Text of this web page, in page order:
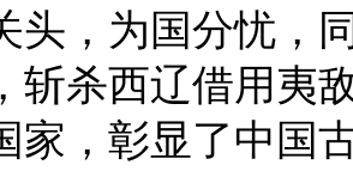
头，为国分忧，
斩杀西辽借用夷
家，彰显了中国